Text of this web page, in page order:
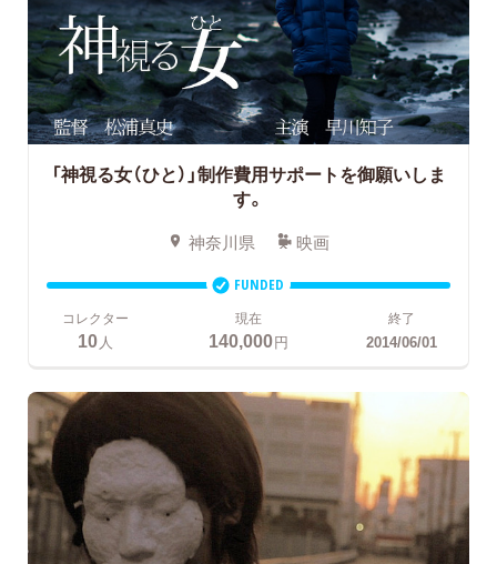
「神視る女（ひと）」制作費用サポートを御願いしま
す。
神奈川県 映画
FUNDED
コレクター
10 人
現在
140,000円
終了
2014/06/01